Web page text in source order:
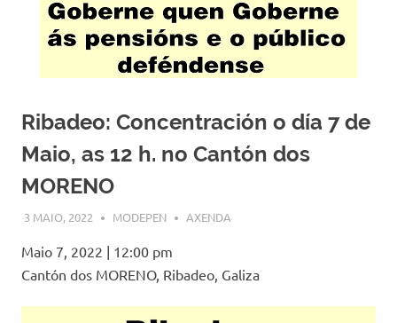
Ribadeo: Concentración o día 7 de
Maio, as 12 h. no Cantón dos
MORENO
3 MAIO, 2022 MODEPEN AXENDA
Maio 7, 2022 | 12:00 pm
Cantón dos MORENO, Ribadeo, Galiza